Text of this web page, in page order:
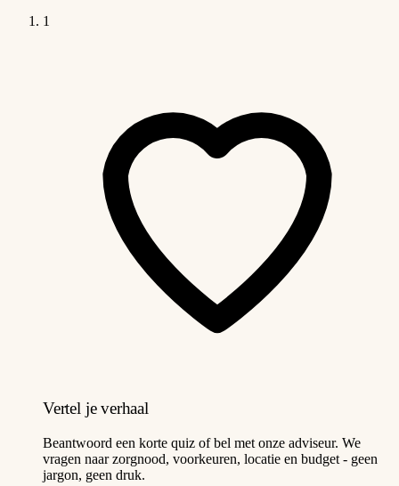
1
Vertel je verhaal
Beantwoord een korte quiz of bel met onze adviseur. We
vragen naar zorgnood, voorkeuren, locatie en budget - geen
jargon, geen druk.